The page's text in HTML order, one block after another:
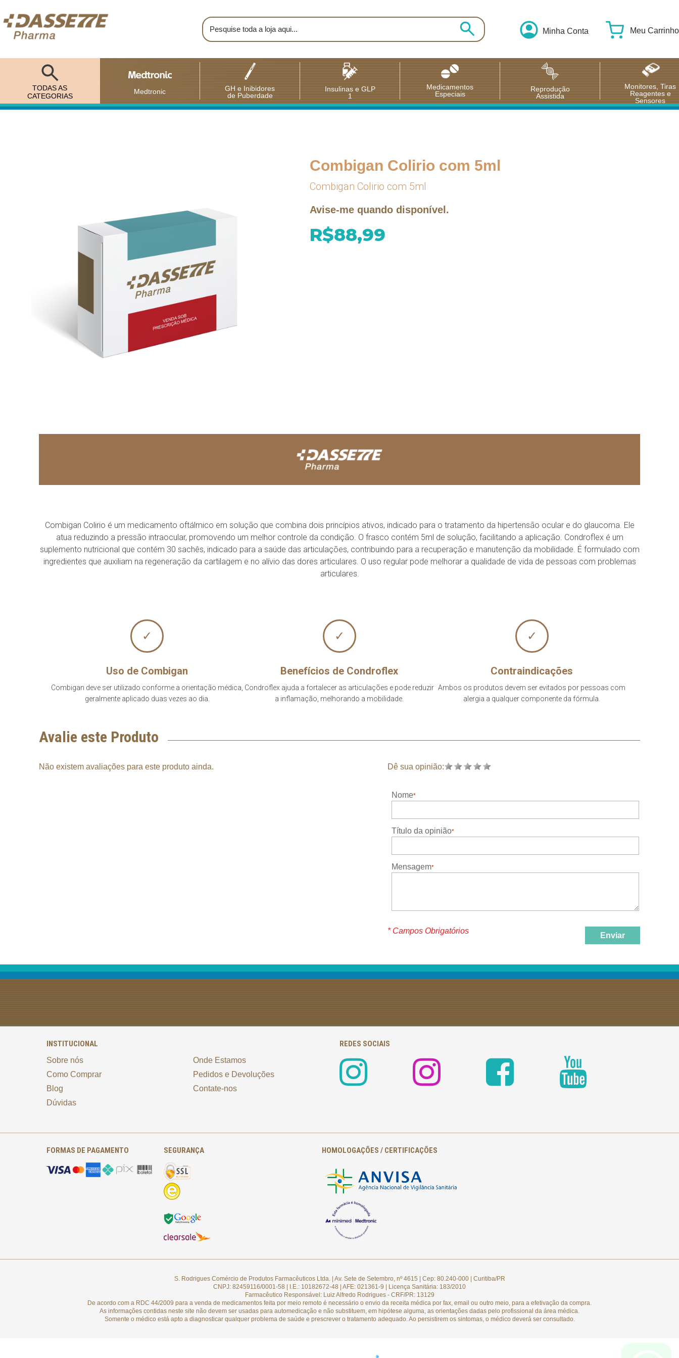
Minha Conta Meu Carrinho
TODAS AS
CATEGORIAS
Medtronic
GH e Inibidores
de Puberdade
Insulinas e GLP
1
Medicamentos
Especiais
Reprodução
Assistida
Monitores, Tiras
Reagentes e
Sensores
Combigan Colirio com 5ml
Combigan Colirio com 5ml
Avise-me quando disponível.
R$88,99
Combigan Colirio é um medicamento oftálmico em solução que combina dois princípios ativos, indicado para o tratamento da hipertensão ocular e do glaucoma. Ele
atua reduzindo a pressão intraocular, promovendo um melhor controle da condição. O frasco contém 5ml de solução, facilitando a aplicação. Condroflex é um
suplemento nutricional que contém 30 sachês, indicado para a saúde das articulações, contribuindo para a recuperação e manutenção da mobilidade. É formulado com
ingredientes que auxiliam na regeneração da cartilagem e no alívio das dores articulares. O uso regular pode melhorar a qualidade de vida de pessoas com problemas
articulares.
✓
Uso de Combigan
Combigan deve ser utilizado conforme a orientação médica,
geralmente aplicado duas vezes ao dia.
✓
Benefícios de Condroflex
Condroflex ajuda a fortalecer as articulações e pode reduzir
a inflamação, melhorando a mobilidade.
✓
Contraindicações
Ambos os produtos devem ser evitados por pessoas com
alergia a qualquer componente da fórmula.
Avalie este Produto
Não existem avaliações para este produto ainda. Dê sua opinião:
Nome
Título da opinião
Mensagem
* Campos Obrigatórios
Enviar
INSTITUCIONAL
Sobre nós
Como Comprar
Blog
Dúvidas
Onde Estamos
Pedidos e Devoluções
Contate-nos
REDES SOCIAIS
FORMAS DE PAGAMENTO SEGURANÇA HOMOLOGAÇÕES / CERTIFICAÇÕES
S. Rodrigues Comércio de Produtos Farmacêuticos Ltda. | Av. Sete de Setembro, nº 4615 | Cep: 80.240-000 | Curitiba/PR
CNPJ: 82459116/0001-58 | I.E.: 10182672-48 | AFE: 021361-9 | Licença Sanitária: 183/2010
Farmacêutico Responsável: Luiz Alfredo Rodrigues - CRF/PR: 13129
De acordo com a RDC 44/2009 para a venda de medicamentos feita por meio remoto é necessário o envio da receita médica por fax, email ou outro meio, para a efetivação da compra.
As informações contidas neste site não devem ser usadas para automedicação e não substituem, em hipótese alguma, as orientações dadas pelo profissional da área médica.
Somente o médico está apto a diagnosticar qualquer problema de saúde e prescrever o tratamento adequado. Ao persistirem os sintomas, o médico deverá ser consultado.